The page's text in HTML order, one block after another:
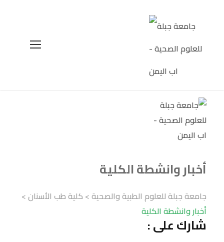
أخبار وانشطة الكلية
جامعة جبلة للعلوم الطبية والصحية> كلية طب الأسنان>
أخبار وانشطة الكلية
شارك على :